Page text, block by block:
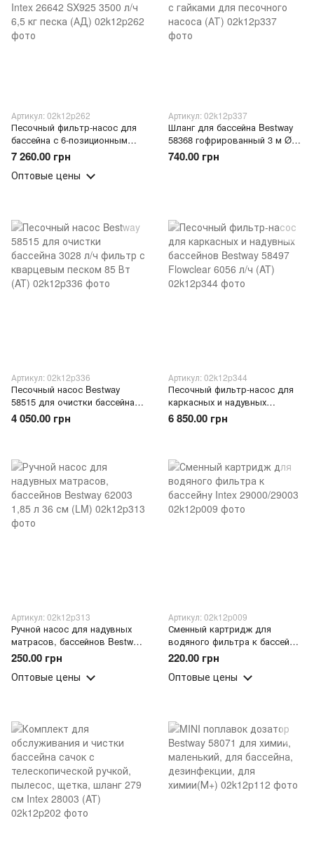
Артикул: 02k12p262
Песочный фильтр-насос для
бассейна с 6-позиционным
клапаном Intex 26642 SX925
3500 л/ч 6,5 кг песка (АД)
7 260.00 грн
Оптовые цены
Артикул: 02k12p337
Шланг для бассейна Bestway
58368 гофрированный 3 м Ø38
мм с гайками для песочного
насоса (АТ)
740.00 грн
Артикул: 02k12p336
Песочный насос Bestway
58515 для очистки бассейна
3028 л/ч фильтр с кварцевым
песком 85 Вт (AT)
4 050.00 грн
Артикул: 02k12p344
Песочный фильтр-насос для
каркасных и надувных
бассейнов Bestway 58497
Flowclear 6056 л/ч (AT)
6 850.00 грн
Артикул: 02k12p313
Ручной насос для надувных
матрасов, бассейнов Bestway
62003 1,85 л 36 см (LM)
250.00 грн
Оптовые цены
Артикул: 02k12p009
Сменный картридж для
водяного фильтра к бассейну
Intex 29000/29003
220.00 грн
Оптовые цены